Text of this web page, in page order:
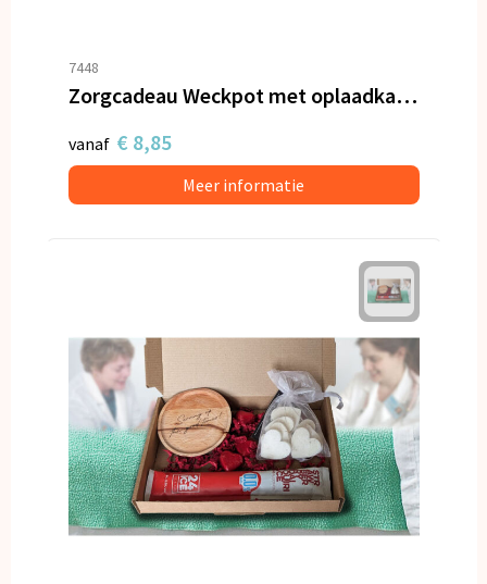
7448
Zorgcadeau Weckpot met oplaadkabel en hartjes
vanaf € 8,85
Meer informatie